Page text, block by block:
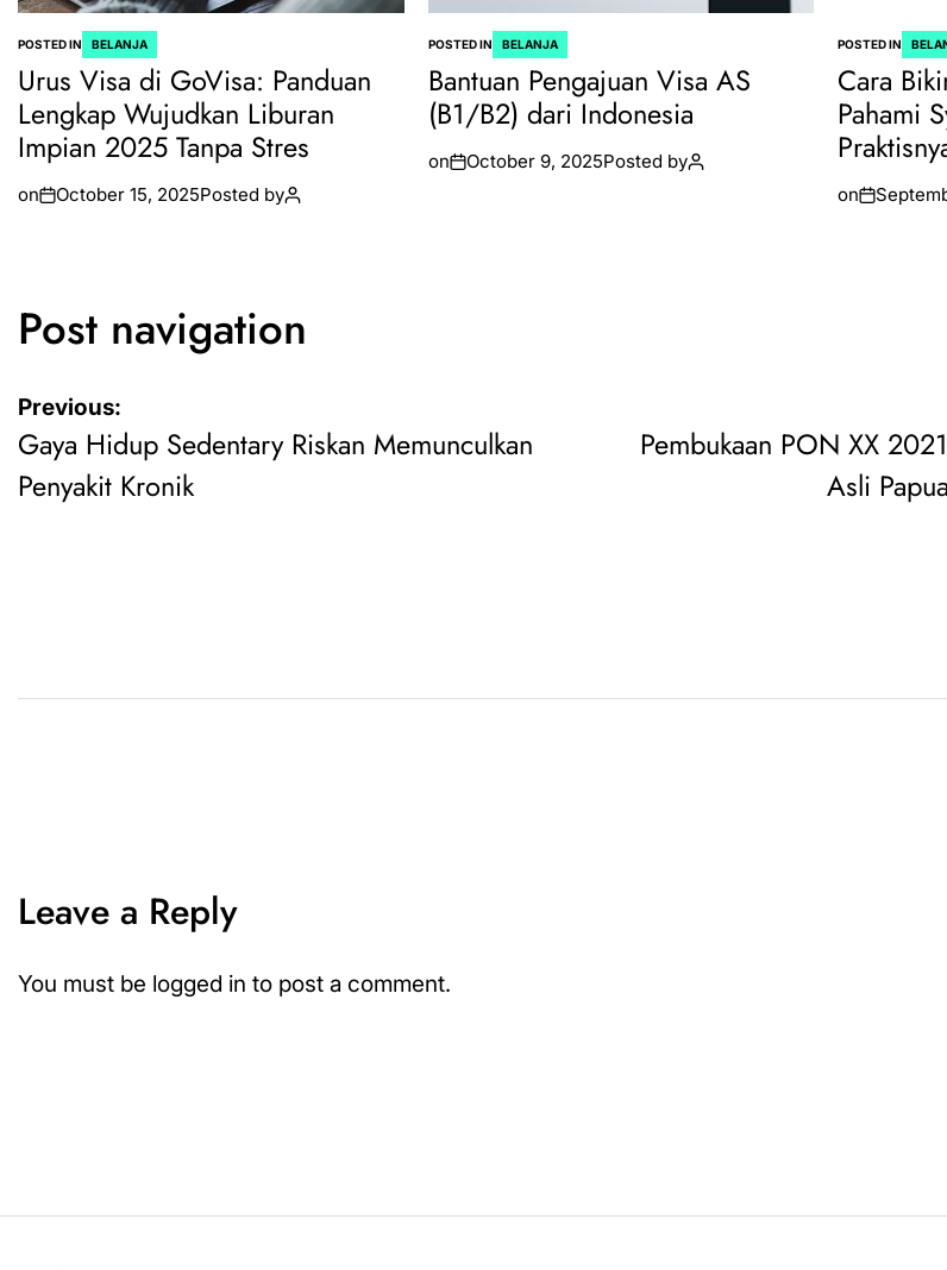
POSTED IN BELANJA
Urus Visa di GoVisa: Panduan
Lengkap Wujudkan Liburan
Impian 2025 Tanpa Stres
on October 15, 2025Posted by
POSTED IN BELANJA
Bantuan Pengajuan Visa AS
(B1/B2) dari Indonesia
on October 9, 2025Posted by
POSTED IN
Cara
Pahami
on
Post navigation
Previous:
Gaya Hidup Sedentary Riskan Memunculkan
Penyakit Kronik
Pembukaan PON XX
Asli
Leave a Reply
You must be logged in to post a comment.